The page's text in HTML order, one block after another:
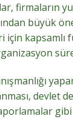
firmaların
büyük
için kapsamlı
devlet